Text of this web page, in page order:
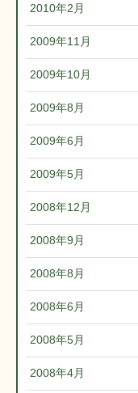
2010年2月
2009年11月
2009年10月
2009年8月
2009年6月
2009年5月
2008年12月
2008年9月
2008年8月
2008年6月
2008年5月
2008年4月